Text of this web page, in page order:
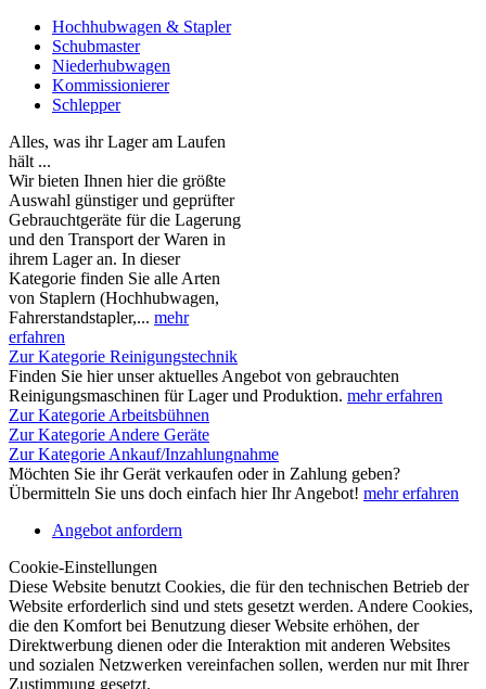
Hochhubwagen & Stapler
Schubmaster
Niederhubwagen
Kommissionierer
Schlepper
Alles, was ihr Lager am Laufen
hält ...
Wir bieten Ihnen hier die größte
Auswahl günstiger und geprüfter
Gebrauchtgeräte für die Lagerung
und den Transport der Waren in
ihrem Lager an. In dieser
Kategorie finden Sie alle Arten
von Staplern (Hochhubwagen,
Fahrerstandstapler,... mehr
erfahren
Zur Kategorie Reinigungstechnik
Finden Sie hier unser aktuelles Angebot von gebrauchten
Reinigungsmaschinen für Lager und Produktion. mehr erfahren
Zur Kategorie Arbeitsbühnen
Zur Kategorie Andere Geräte
Zur Kategorie Ankauf/Inzahlungnahme
Möchten Sie ihr Gerät verkaufen oder in Zahlung geben?
Übermitteln Sie uns doch einfach hier Ihr Angebot! mehr erfahren
Angebot anfordern
Cookie-Einstellungen
Diese Website benutzt Cookies, die für den technischen Betrieb der
Website erforderlich sind und stets gesetzt werden. Andere Cookies,
die den Komfort bei Benutzung dieser Website erhöhen, der
Direktwerbung dienen oder die Interaktion mit anderen Websites
und sozialen Netzwerken vereinfachen sollen, werden nur mit Ihrer
Zustimmung gesetzt.